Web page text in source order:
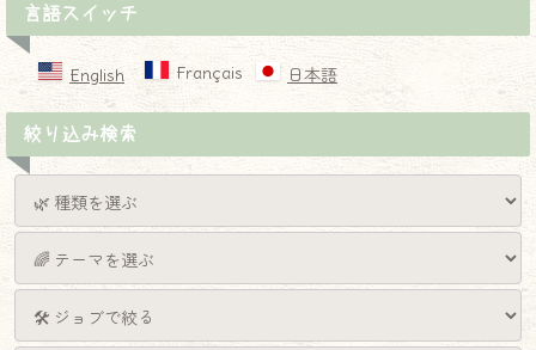
言語スイッチ
English Français 日本語
絞り込み検索